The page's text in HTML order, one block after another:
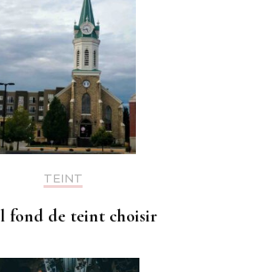
TEINT
fond de teint choisir